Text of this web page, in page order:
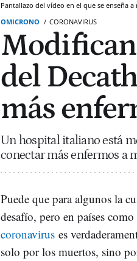
Pantallazo del vídeo en el que se enseña a
OMICRONO
CORONAVIRUS
Modifican
del
más
Un hospital italiano está
conectar más enfermos a
Puede que para algunos la
desafío, pero en países
coronavirus es
solo por los muertos, sino